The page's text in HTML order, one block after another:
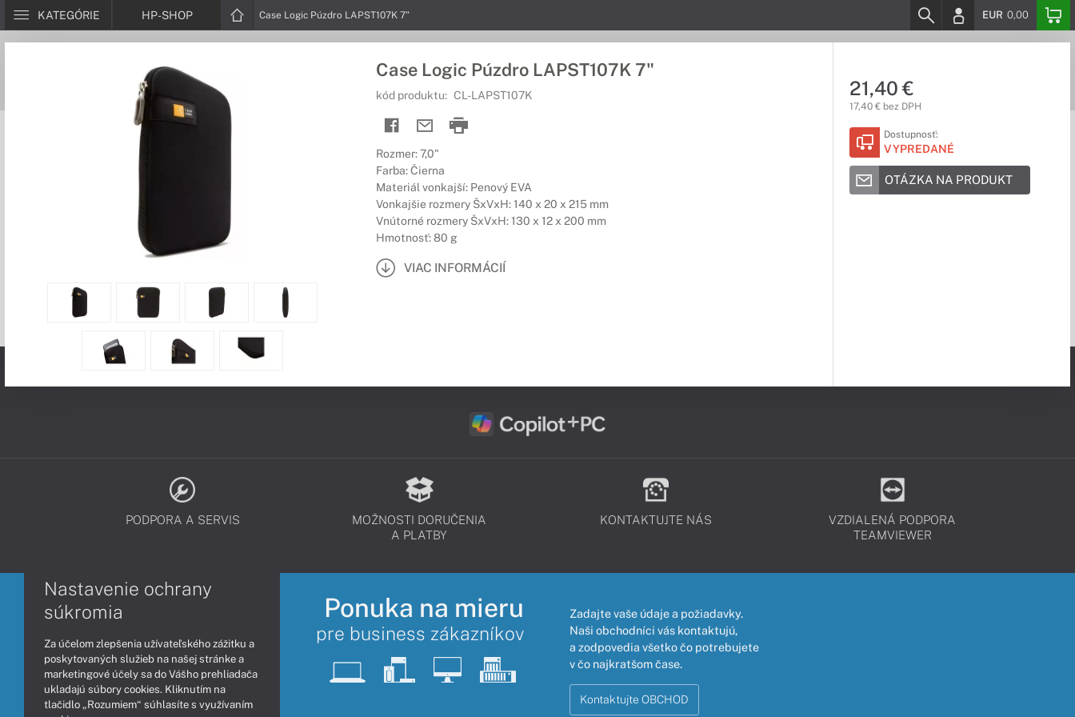
KATEGÓRIE HP-SHOP Case Logic Púzdro LAPST107K 7" EUR 0,00
Case Logic Púzdro LAPST107K 7"
kód produktu: CL-LAPST107K
Rozmer: 7,0"
Farba: Čierna
Materiál vonkajší: Penový EVA
Vonkajšie rozmery ŠxVxH: 140 x 20 x 215 mm
Vnútorné rozmery ŠxVxH: 130 x 12 x 200 mm
Hmotnosť: 80 g
VIAC INFORMÁCIÍ
21,40 €
17,40 € bez DPH
Dostupnosť:
VYPREDANÉ
OTÁZKA NA PRODUKT
PODPORA A SERVIS
MOŽNOSTI DORUČENIA
A PLATBY
KONTAKTUJTE NÁS
VZDIALENÁ PODPORA
TEAMVIEWER
Ponuka na mieru
pre business zákazníkov
Zadajte vaše údaje a požiadavky.
Naši obchodníci vás kontaktujú,
a zodpovedia všetko čo potrebujete
v čo najkratšom čase.
Kontaktujte OBCHOD
Nastavenie ochrany
súkromia
Za účelom zlepšenia užívateľského zážitku a
poskytovaných služieb na našej stránke a
marketingové účely sa do Vášho prehliadača
ukladajú súbory cookies. Kliknutím na
tlačidlo „Rozumiem“ súhlasíte s využívaním